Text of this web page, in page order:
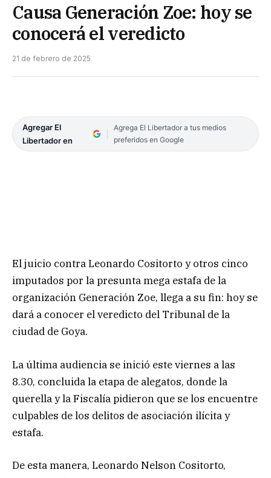
Causa Generación Zoe: hoy se
conocerá el veredicto
21 de febrero de 2025
Agregar El
Libertador en
Agrega El Libertador a tus medios
preferidos en Google
El juicio contra Leonardo Cositorto y otros cinco
imputados por la presunta mega estafa de la
organización Generación Zoe, llega a su fin: hoy se
dará a conocer el veredicto del Tribunal de la
ciudad de Goya.
La última audiencia se inició este viernes a las
8.30, concluida la etapa de alegatos, donde la
querella y la Fiscalía pidieron que se los encuentre
culpables de los delitos de asociación ilícita y
estafa.
De esta manera, Leonardo Nelson Cositorto,